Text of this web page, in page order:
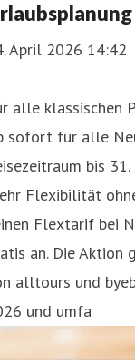
April 2026 14:42
alle klassischen
sofort für alle
bis
Flexibilität
Flextarif bei
an. Die Aktion
alltours und
und umfa